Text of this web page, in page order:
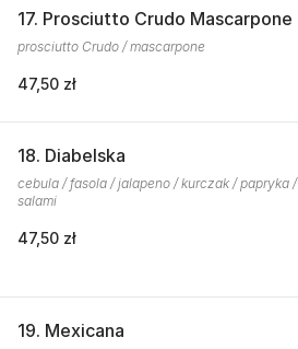
17. Prosciutto Crudo Mascarpone
prosciutto Crudo / mascarpone
47,50 zł
18. Diabelska
cebula / fasola / jalapeno / kurczak / papryka /
salami
47,50 zł
19. Mexicana